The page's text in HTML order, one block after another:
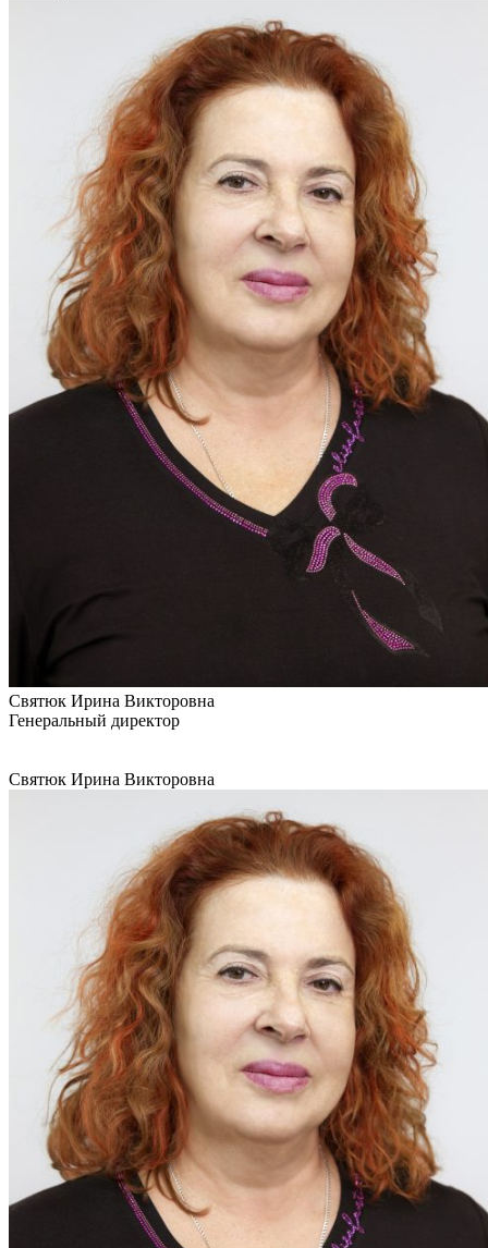
Святюк Ирина Викторовна
Генеральный директор
Святюк Ирина Викторовна